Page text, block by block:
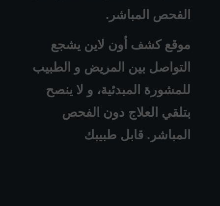
الفحص المباشر.
موقع كشف أون لاين يشجع
التواصل بين المريض و الطبيب
للمشورة المبدئية، و لا ينصح
بتلقي العلاج دون الفحص
المباشر. قابل طبيبك